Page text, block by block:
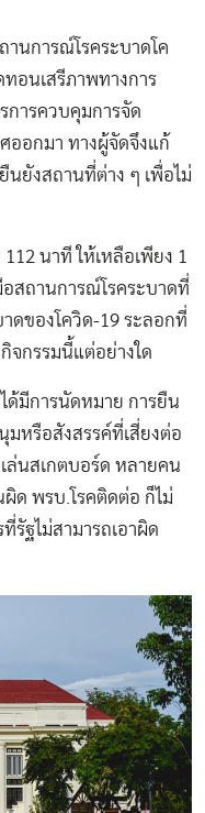
นการณ์โรคระบาดโค
อนเสรีภาพทางการ
การควบคุมการจัด
ออกมา ทางผู้จัดจึงแก้
ยังสถานที่ต่าง ๆ เพื่อไม่
นาที ให้เหลือเพียง 1
สถานการณ์โรคระบาดที่
ดของโควิด-19 ระลอกที่
จกรรมนี้แต่อย่างใด
ด้มีการนัดหมาย การยืน
มหรือสังสรรค์ที่เสี่ยงต่อ
ล่นสเกตบอร์ด หลายคน
ด พรบ.โรคติดต่อ ก็ไม่
รัฐไม่สามารถเอาผิด